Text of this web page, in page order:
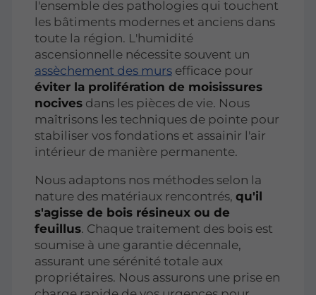
l'ensemble des pathologies qui touchent
les bâtiments modernes et anciens dans
toute la région. L'humidité
ascensionnelle nécessite souvent un
assèchement des mursefficace pour
éviter la prolifération de moisissures
nocivesdans les pièces de vie. Nous
maîtrisons les techniques de pointe pour
stabiliser vos fondations et assainir l'air
intérieur de manière permanente.
Nous adaptons nos méthodes selon la
nature des matériaux rencontrés, qu'il
s'agisse de bois résineux ou de
feuillus. Chaque traitement des bois est
soumise à une garantie décennale,
assurant une sérénité totale aux
propriétaires. Nous assurons une prise en